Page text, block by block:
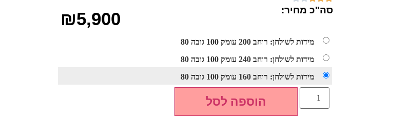
סה"כ מחיר: ₪5,900
מידות לשולחן: רוחב 200 עומק 100 גובה 80
מידות לשולחן: רוחב 240 עומק 100 גובה 80
מידות לשולחן: רוחב 160 עומק 100 גובה 80
הוספה לסל